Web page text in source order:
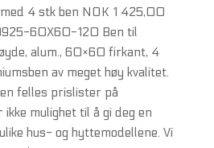
4 stk ben NOK 1 425,00
60X60-120 Ben til
alum., 60×60 firkant, 4
av meget høy kvalitet.
felles prislister på
ikke mulighet til å gi deg en
hus- og hyttemodellene. Vi